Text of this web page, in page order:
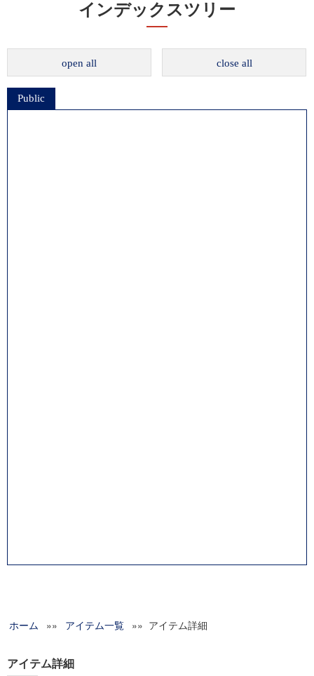
インデックスツリー
open all close all
Public
ホーム »» アイテム一覧 »» アイテム詳細
アイテム詳細